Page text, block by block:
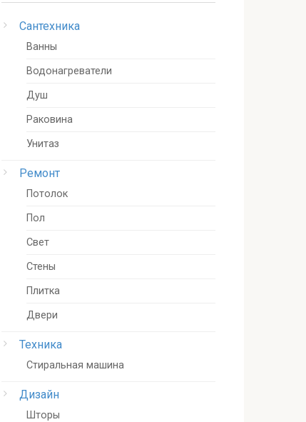
Сантехника
Ванны
Водонагреватели
Душ
Раковина
Унитаз
Ремонт
Потолок
Пол
Свет
Стены
Плитка
Двери
Техника
Стиральная машина
Дизайн
Шторы